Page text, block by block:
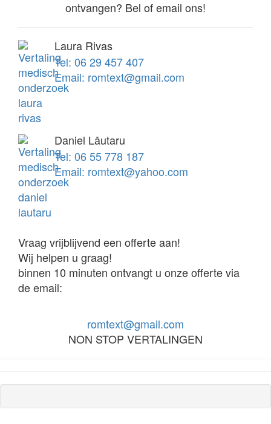
ontvangen? Bel of email ons!
Laura Rivas
Tel: 06 29 457 407
Email: romtext@gmail.com
Daniel Lǎutaru
Tel: 06 55 778 187
Email: romtext@yahoo.com
Vraag vrijblijvend een offerte aan!
Wij helpen u graag!
binnen 10 minuten ontvangt u onze offerte via
de email:
romtext@gmail.com
NON STOP VERTALINGEN